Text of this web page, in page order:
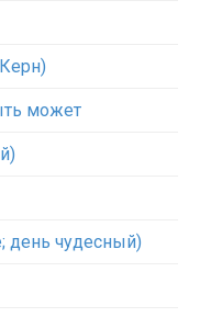
может
день чудесный)